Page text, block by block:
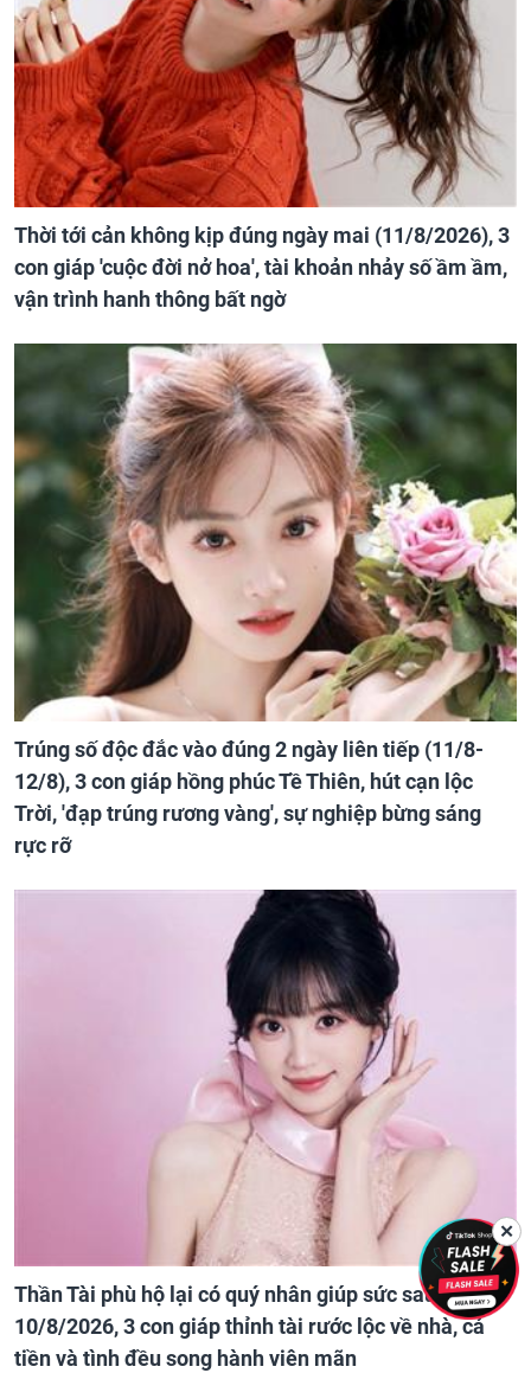
Thời tới cản không kịp đúng ngày mai (11/8/2026), 3
con giáp 'cuộc đời nở hoa', tài khoản nhảy số ầm ầm,
vận trình hanh thông bất ngờ
Trúng số độc đắc vào đúng 2 ngày liên tiếp (11/8-
12/8), 3 con giáp hồng phúc Tề Thiên, hút cạn lộc
Trời, 'đạp trúng rương vàng', sự nghiệp bừng sáng
rực rỡ
Thần Tài phù hộ lại có quý nhân giúp sức sau ngày
10/8/2026, 3 con giáp thỉnh tài rước lộc về nhà, cả
tiền và tình đều song hành viên mãn
✕